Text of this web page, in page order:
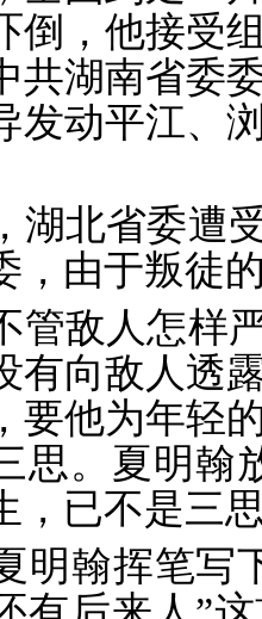
倒，他接受
共湖南省委
发动平江、
湖北省委遭
，由于叛徒
管敌人怎样
有向敌人透
要他为年轻
思。夏明翰
，已不是三
明翰挥笔写